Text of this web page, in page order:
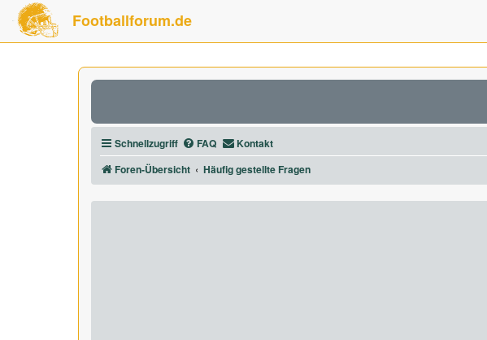
Footballforum.de
Schnellzugriff FAQ Kontakt
Foren-Übersicht
Häufig gestellte Fragen